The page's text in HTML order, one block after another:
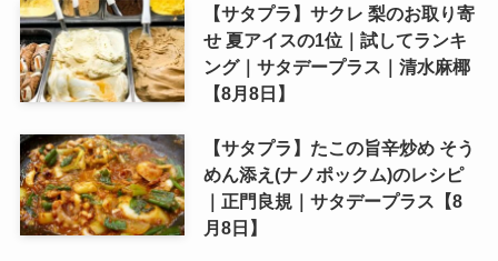
【サタプラ】サクレ 梨のお取り寄
せ 夏アイスの1位｜試してランキ
ング｜サタデープラス｜清水麻椰
【8月8日】
【サタプラ】たこの旨辛炒め そう
めん添え(ナノポックム)のレシピ
｜正門良規｜サタデープラス【8
月8日】